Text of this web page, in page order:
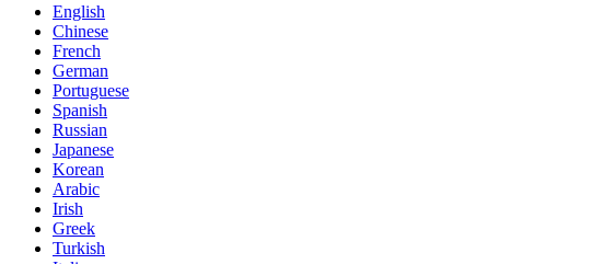
English
Chinese
French
German
Portuguese
Spanish
Russian
Japanese
Korean
Arabic
Irish
Greek
Turkish